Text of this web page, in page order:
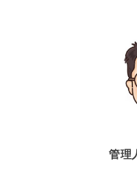
管理